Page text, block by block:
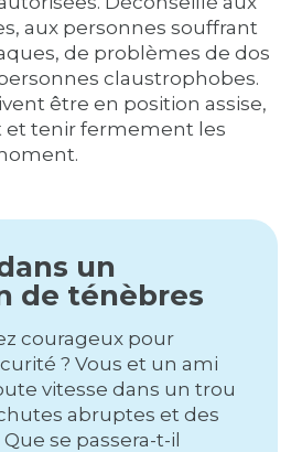
aux personnes souffrant
de problèmes de dos
claustrophobes.
être en position assise,
et tenir fermement les
un
de ténèbres
courageux pour
? Vous et un ami
vitesse dans un trou
abruptes et des
se passera-t-il